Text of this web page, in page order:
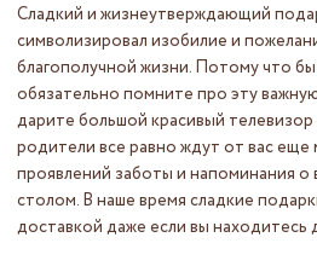
Сладкий и жизнеутверждающий
символизировал изобилие и
благополучной жизни. Потому что
обязательно помните про эту
дарите большой красивый
родители все равно ждут от вас еще
проявлений заботы и напоминания о
столом. В наше время сладкие
доставкой даже если вы находитесь